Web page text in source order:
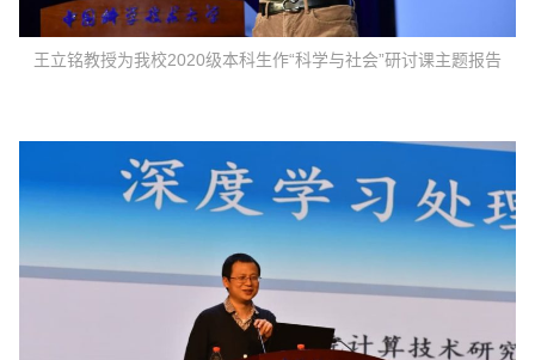
王立铭教授为我校2020级本科生作“科学与社会”研讨课主题报告